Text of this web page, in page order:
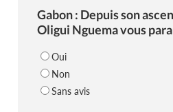
Gabon : Depuis son
Oligui Nguema vous
Oui
Non
Sans avis